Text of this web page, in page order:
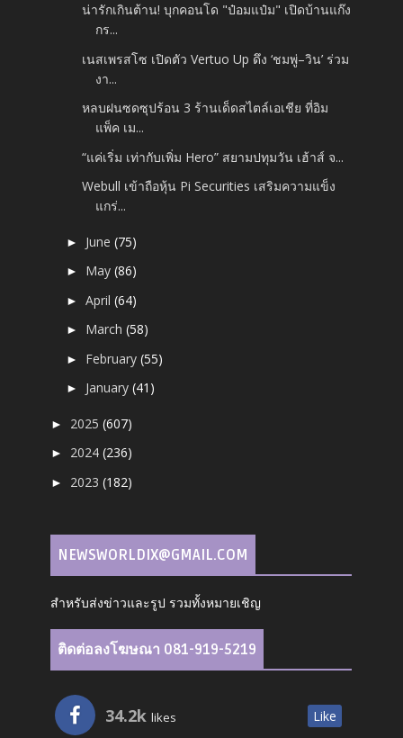
น่ารักเกินต้าน! บุกคอนโด "ป๋อมแป๋ม" เปิดบ้านแก๊ง
กร...
เนสเพรสโซ เปิดตัว Vertuo Up ดึง ‘ชมพู่–วิน’ ร่วม
งา...
หลบฝนซดซุปร้อน 3 ร้านเด็ดสไตล์เอเชีย ที่อิม
แพ็ค เม...
“แค่เริ่ม เท่ากับเพิ่ม Hero” สยามปทุมวัน เฮ้าส์ จ...
Webull เข้าถือหุ้น Pi Securities เสริมความแข็ง
แกร่...
► June(75)
► May(86)
►April(64)
► March(58)
► February(55)
► January(41)
► 2025(607)
► 2024(236)
► 2023(182)
NEWSWORLDIX@GMAIL.COM
สำหรับส่งข่าวและรูป รวมทั้งหมายเชิญ
ติดต่อลงโฆษณา 081-919-5219
34.2k likes Like